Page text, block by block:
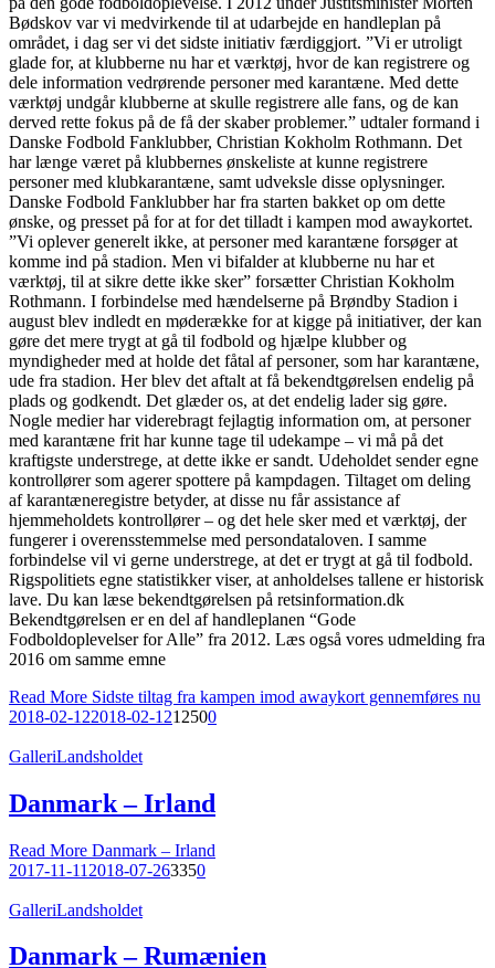
Bødskov var vi medvirkende til at udarbejde en handleplan på
området, i dag ser vi det sidste initiativ færdiggjort. ”Vi er utroligt
glade for, at klubberne nu har et værktøj, hvor de kan registrere og
dele information vedrørende personer med karantæne. Med dette
værktøj undgår klubberne at skulle registrere alle fans, og de kan
derved rette fokus på de få der skaber problemer.” udtaler formand i
Danske Fodbold Fanklubber, Christian Kokholm Rothmann. Det
har længe været på klubbernes ønskeliste at kunne registrere
personer med klubkarantæne, samt udveksle disse oplysninger.
Danske Fodbold Fanklubber har fra starten bakket op om dette
ønske, og presset på for at for det tilladt i kampen mod awaykortet.
”Vi oplever generelt ikke, at personer med karantæne forsøger at
komme ind på stadion. Men vi bifalder at klubberne nu har et
værktøj, til at sikre dette ikke sker” forsætter Christian Kokholm
Rothmann. I forbindelse med hændelserne på Brøndby Stadion i
august blev indledt en møderække for at kigge på initiativer, der kan
gøre det mere trygt at gå til fodbold og hjælpe klubber og
myndigheder med at holde det fåtal af personer, som har karantæne,
ude fra stadion. Her blev det aftalt at få bekendtgørelsen endelig på
plads og godkendt. Det glæder os, at det endelig lader sig gøre.
Nogle medier har viderebragt fejlagtig information om, at personer
med karantæne frit har kunne tage til udekampe – vi må på det
kraftigste understrege, at dette ikke er sandt. Udeholdet sender egne
kontrollører som agerer spottere på kampdagen. Tiltaget om deling
af karantæneregistre betyder, at disse nu får assistance af
hjemmeholdets kontrollører – og det hele sker med et værktøj, der
fungerer i overensstemmelse med persondataloven. I samme
forbindelse vil vi gerne understrege, at det er trygt at gå til fodbold.
Rigspolitiets egne statistikker viser, at anholdelses tallene er historisk
lave. Du kan læse bekendtgørelsen på retsinformation.dk
Bekendtgørelsen er en del af handleplanen “Gode
Fodboldoplevelser for Alle” fra 2012. Læs også vores udmelding fra
2016 om samme emne
Read More Sidste tiltag fra kampen imod awaykort gennemføres nu
2018-02-122018-02-1212500
GalleriLandsholdet
Danmark – Irland
Read More Danmark – Irland
2017-11-11 2018-07-263350
GalleriLandsholdet
Danmark – Rumænien